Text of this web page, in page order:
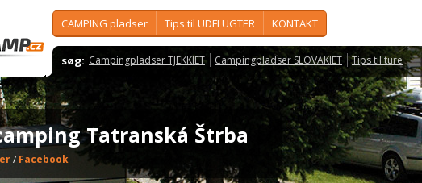
CAMPING pladser Tips til UDFLUGTER KONTAKT
søg: Campingpladser TJEKKIET Campingpladser SLOVAKIET Tips til ture
Tatranská Štrba
/Facebook